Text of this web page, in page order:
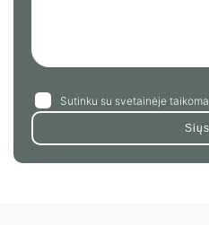
Sutinku su svetainėje taikoma